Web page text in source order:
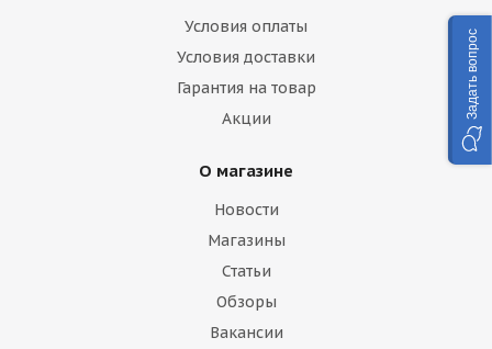
Условия оплаты
Условия доставки
Гарантия на товар
Акции
О магазине
Новости
Магазины
Статьи
Обзоры
Вакансии
Задать вопрос